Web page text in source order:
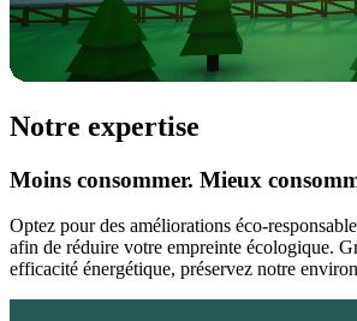
Notre expertise
Moins consommer. Mieux
Optez pour des améliorations éco-
afin de réduire votre empreinte écologique.
efficacité énergétique, préservez notre